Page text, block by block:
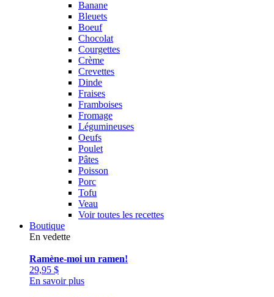
Banane
Bleuets
Boeuf
Chocolat
Courgettes
Crème
Crevettes
Dinde
Fraises
Framboises
Fromage
Légumineuses
Oeufs
Poulet
Pâtes
Poisson
Porc
Tofu
Veau
Voir toutes les recettes
Boutique
En vedette
Ramène-moi un ramen!
29,95 $
En savoir plus